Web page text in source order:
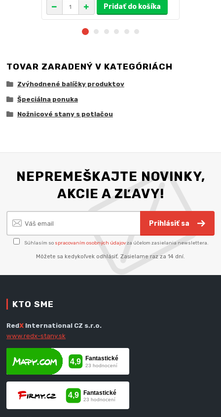
Pridať do košíka
TOVAR ZARADENÝ V KATEGÓRIÁCH
Zvýhodnené balíčky produktov
Špeciálna ponuka
Nožnicové stany s potlačou
NEPREMEŠKAJTE NOVINKY,
AKCIE A ZĽAVY!
Prihlásiť sa
Súhlasím so spracovaním osobných údajovza účelom zasielania newslettera.
Môžete sa kedykoľvek odhlásiť. Zasielame raz za 14 dní.
KTO SME
RedX International CZ s.r.o.
www.redx-stany.sk